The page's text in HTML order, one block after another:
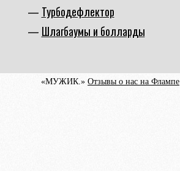
Турбодефлектор
Шлагбаумы и болларды
«МУЖИК.» Отзывы о нас на Флампе